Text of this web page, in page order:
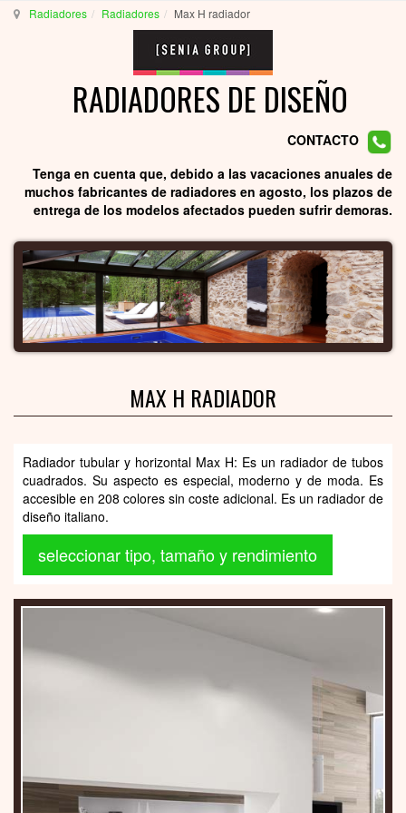
Radiadores Radiadores Max H radiador
RADIADORES DE DISEÑO
CONTACTO
Tenga en cuenta que, debido a las vacaciones anuales de
muchos fabricantes de radiadores en agosto, los plazos de
entrega de los modelos afectados pueden sufrir demoras.
MAX H RADIADOR
Radiador tubular y horizontal Max H: Es un radiador de tubos
cuadrados. Su aspecto es especial, moderno y de moda. Es
accesible en 208 colores sin coste adicional. Es un radiador de
diseño italiano.
seleccionar tipo, tamaño y rendimiento